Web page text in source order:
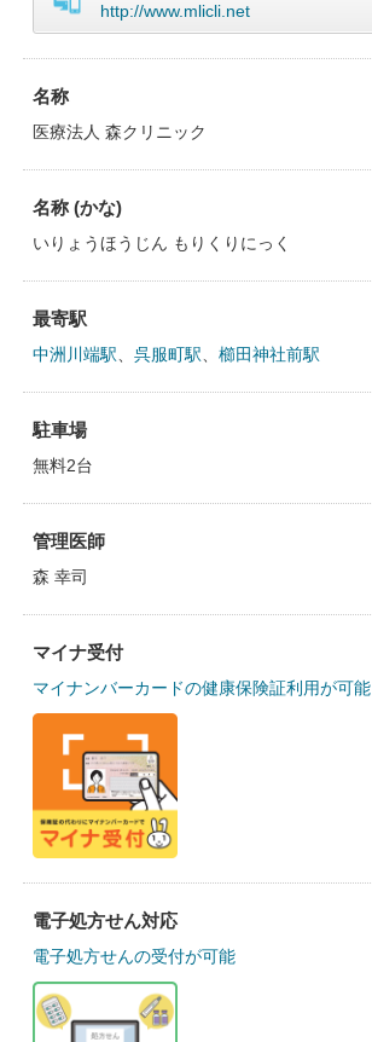
http://www.mlicli.net
名称
医療法人 森クリニック
名称 (かな)
いりょうほうじん もりくりにっく
最寄駅
中洲川端駅 呉服町駅 櫛田神社前駅
駐車場
無料2台
管理医師
森 幸司
マイナ受付
マイナンバーカードの健康保険証利用が可能
電子処方せん対応
電子処方せんの受付が可能